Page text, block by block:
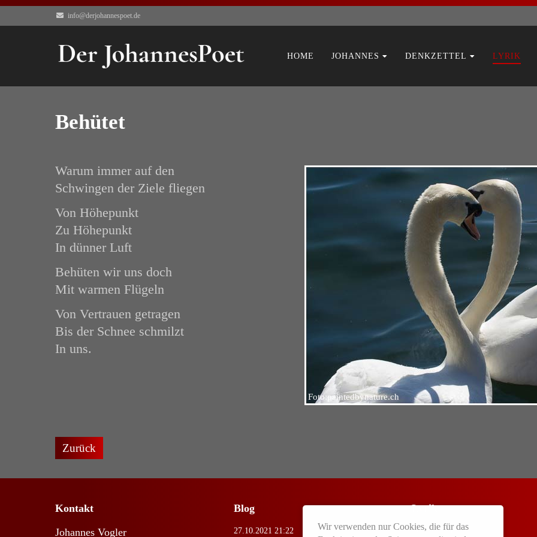
info@derjohannespoet.de
Navigation
HOME JOHANNES DENKZETTEL LYRIK
Behütet
Warum immer auf den
Schwingen der Ziele fliegen
Von Höhepunkt
Zu Höhepunkt
In dünner Luft
Behüten wir uns doch
Mit warmen Flügeln
Von Vertrauen getragen
Bis der Schnee schmilzt
In uns.
Foto:paintedbynature.ch
Zurück
Kontakt
Johannes Vogler
Blog
27.10.2021 21:22
Lyrik
Für groß und klein
Wir verwenden nur Cookies, die für das